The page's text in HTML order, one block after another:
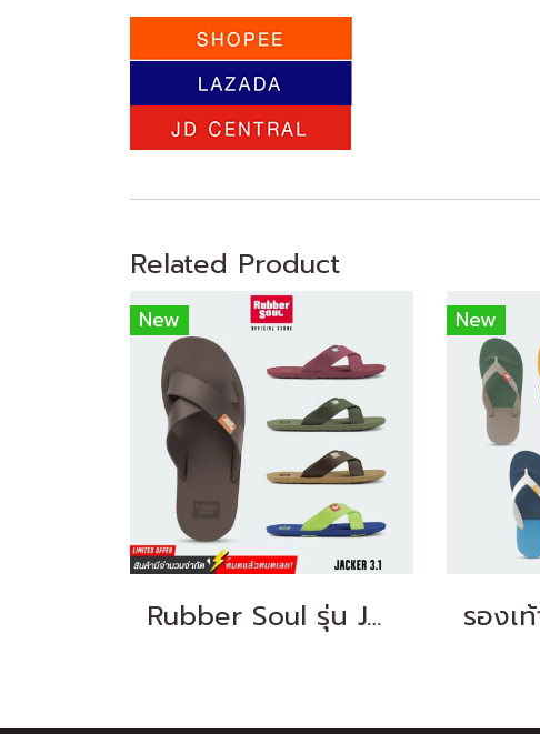
Related Product
New
Rubber Soul รุ่น JACKER 3.1
New